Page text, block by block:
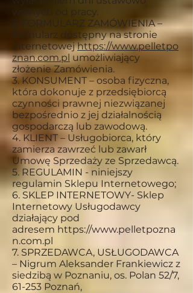
wolnych od pracy.
2. FORMULARZ ZAMÓWIENIA –
formularz dostępny na stronie
internetowejhttps://www.pelletpo
znan.com.pl umożliwiający
złożenie Zamówienia.
3. KONSUMENT – osoba fizyczna,
która dokonuje z przedsiębiorcą
czynności prawnej niezwiązanej
bezpośrednio z jej działalnością
gospodarczą lub zawodową.
4. KLIENT – Usługobiorca, który
zamierza zawrzeć lub zawarł
Umowę Sprzedaży ze Sprzedawcą.
5. REGULAMIN - niniejszy
regulamin Sklepu Internetowego;
6. SKLEP INTERNETOWY- Sklep
Internetowy Usługodawcy
działający pod
adresem https://www.pelletpozna
n.com.pl
7. SPRZEDAWCA, USŁUGODAWCA
– Nigrum Aleksander Frankiewicz z
siedzibą w Poznaniu, os. Polan 52/7,
61-253 Poznań,